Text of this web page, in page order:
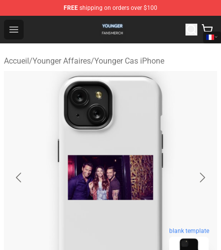
FREE shipping on orders over $100
Open menu
Younger Shop - Official Younger Merchandise Store
Accueil/Younger Affaires/Younger Cas iPhone
blank template